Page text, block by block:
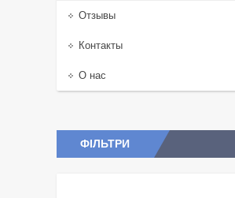
Отзывы
Контакты
О нас
ФІЛЬТРИ